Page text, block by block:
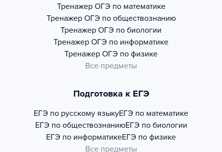
Тренажер ОГЭ по математике
Тренажер ОГЭ по обществознанию
Тренажер ОГЭ по биологии
Тренажер ОГЭ по информатике
Тренажер ОГЭ по физике
Все предметы
Подготовка к ЕГЭ
ЕГЭ по русскому языкуЕГЭ по математике
ЕГЭ по обществознаниюЕГЭ по биологии
ЕГЭ по информатикеЕГЭ по физике
Все предметы